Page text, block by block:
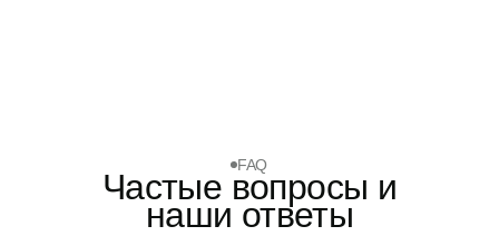
FAQ
Частые вопросы и
наши ответы